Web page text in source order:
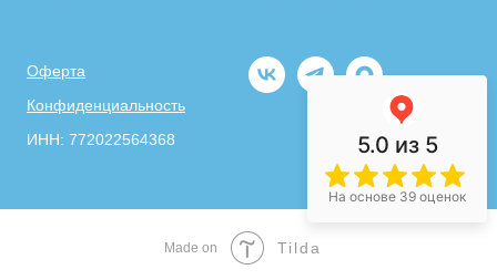
Оферта
Конфиденциальность
ИНН: 772022564368
Made on Tilda
5.0 из 5
На основе 39 оценок